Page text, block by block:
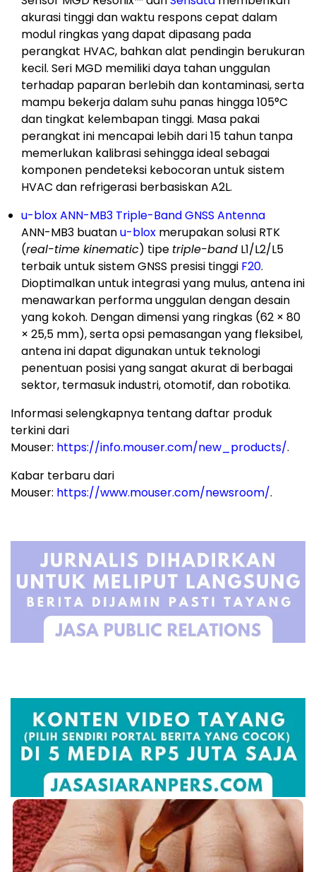
akurasi tinggi dan waktu respons cepat dalam
modul ringkas yang dapat dipasang pada
perangkat HVAC, bahkan alat pendingin berukuran
kecil. Seri MGD memiliki daya tahan unggulan
terhadap paparan berlebih dan kontaminasi, serta
mampu bekerja dalam suhu panas hingga 105°C
dan tingkat kelembapan tinggi. Masa pakai
perangkat ini mencapai lebih dari 15 tahun tanpa
memerlukan kalibrasi sehingga ideal sebagai
komponen pendeteksi kebocoran untuk sistem
HVAC dan refrigerasi berbasiskan A2L.
u-blox ANN-MB3 Triple-Band GNSS Antenna
ANN-MB3 buatanu-blox merupakan solusi RTK
(real-time kinematic) tipe triple-band L1/L2/L5
terbaik untuk sistem GNSS presisi tinggi F20.
Dioptimalkan untuk integrasi yang mulus, antena ini
menawarkan performa unggulan dengan desain
yang kokoh. Dengan dimensi yang ringkas (62 × 80
× 25,5 mm), serta opsi pemasangan yang fleksibel,
antena ini dapat digunakan untuk teknologi
penentuan posisi yang sangat akurat di berbagai
sektor, termasuk industri, otomotif, dan robotika.
Informasi selengkapnya tentang daftar produk
terkini dari
Mouser: https://info.mouser.com/new_products/.
Kabar terbaru dari
Mouser: https://www.mouser.com/newsroom/.